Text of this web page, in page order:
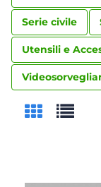
Serie civile
Utensili e